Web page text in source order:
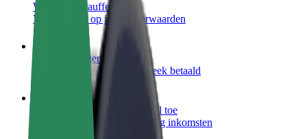
Word een chauffeur
Verdien geld op jouw voorwaarden
Wordt bezorger
Bezorg eten en krijg elke week betaald
Voeg een restaurant of winkel toe
Krijg meer klanten en verhoog inkomsten